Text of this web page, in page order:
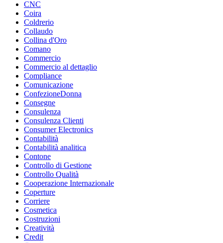
CNC
Coira
Coldrerio
Collaudo
Collina d'Oro
Comano
Commercio
Commercio al dettaglio
Compliance
Comunicazione
ConfezioneDonna
Consegne
Consulenza
Consulenza Clienti
Consumer Electronics
Contabilità
Contabilità analitica
Contone
Controllo di Gestione
Controllo Qualità
Cooperazione Internazionale
Coperture
Corriere
Cosmetica
Costruzioni
Creatività
Credit